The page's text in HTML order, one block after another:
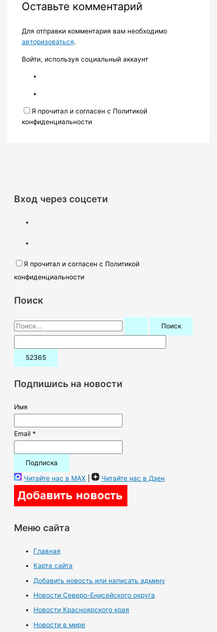
Оставьте комментарий
Для отправки комментария вам необходимо
авторизоваться.
Войти, используя социальный аккаунт
Я прочитал и согласен с Политикой
конфиденциальности
Вход через соцсети
Я прочитал и согласен с Политикой
конфиденциальности
Поиск
П
о
и
:Подпишись на новости
Имя
Email *
Читайте нас в MAX | Читайте нас в Дзен
Меню сайта
Главная
Карта сайта
Добавить новость или написать админу
Новости Северо-Енисейского округа
Новости Красноярского края
Новости в мире